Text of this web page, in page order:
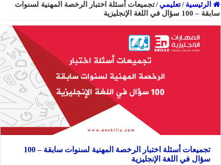
الرئيسية / تعليمي / تجميعات أسئلة اختبار الرخصة المهنية لسنوات
سابقة – 100 سؤال في اللغة الإنجليزية
تجميعات أسئلة اختبار الرخصة المهنية لسنوات سابقة – 100
سؤال في اللغة الإنجليزية